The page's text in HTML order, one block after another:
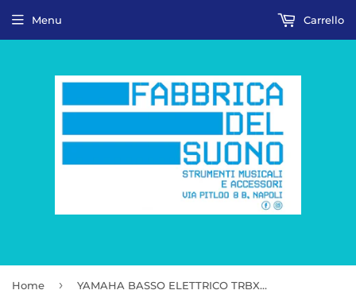
Menu Carrello
Home › YAMAHA BASSO ELETTRICO TRBX174EW RTB ROOT BEER